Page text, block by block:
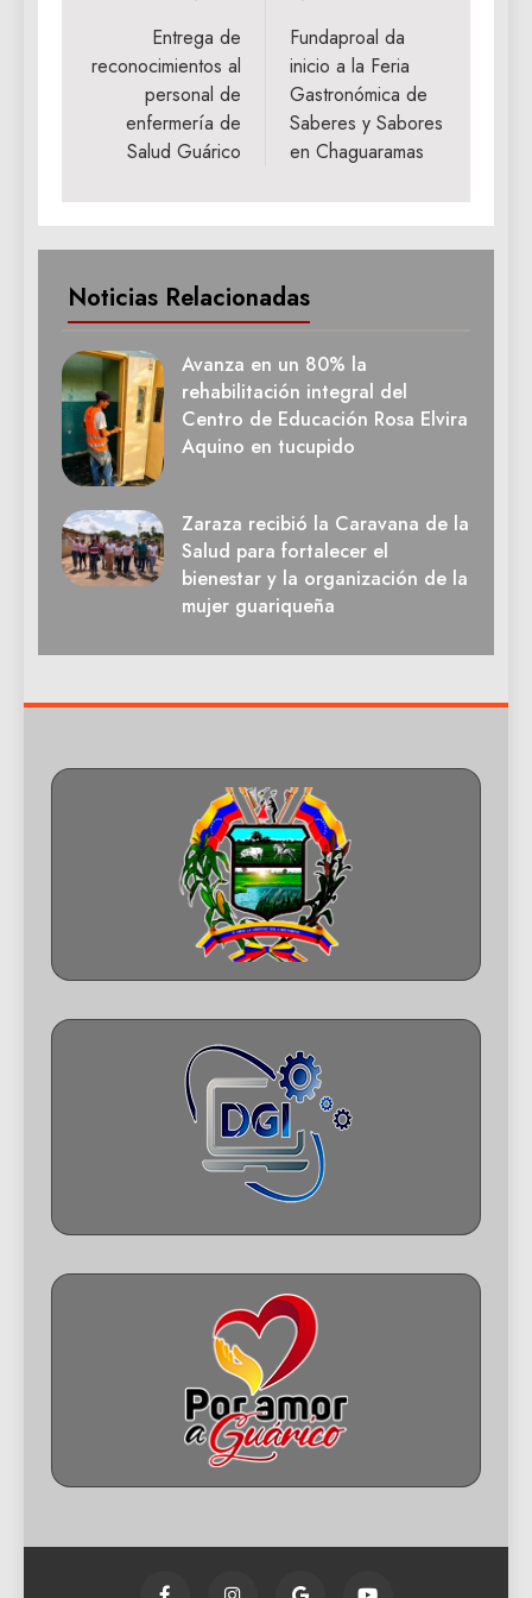
entradas
Entrega de
reconocimientos al
personal de
enfermería de
Salud Guárico
Fundaproal da
inicio a la Feria
Gastronómica de
Saberes y Sabores
en Chaguaramas
Noticias Relacionadas
Avanza en un 80% la
rehabilitación integral del
Centro de Educación Rosa Elvira
Aquino en tucupido
Zaraza recibió la Caravana de la
Salud para fortalecer el
bienestar y la organización de la
mujer guariqueña